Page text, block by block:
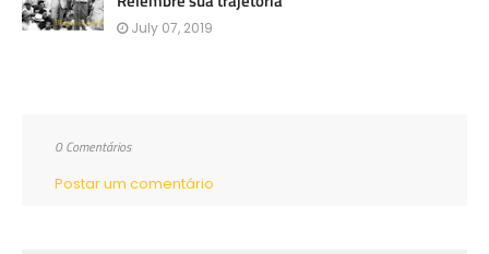
July 07, 2019
0 Comentários
Postar um comentário